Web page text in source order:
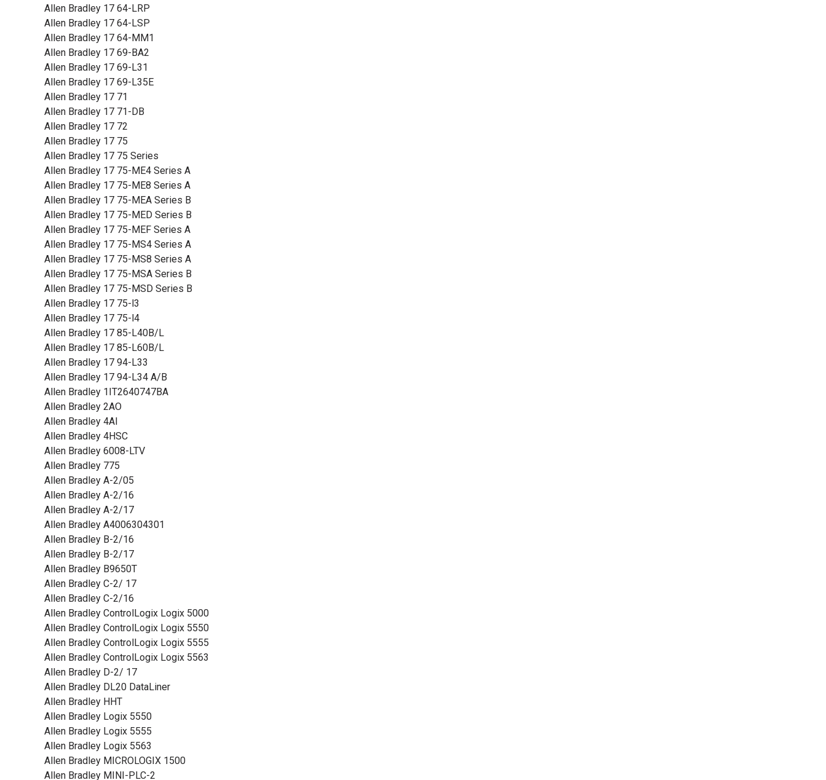
Allen Bradley 17 64-LRP
Allen Bradley 17 64-LSP
Allen Bradley 17 64-MM1
Allen Bradley 17 69-BA2
Allen Bradley 17 69-L31
Allen Bradley 17 69-L35E
Allen Bradley 17 71
Allen Bradley 17 71-DB
Allen Bradley 17 72
Allen Bradley 17 75
Allen Bradley 17 75 Series
Allen Bradley 17 75-ME4 Series A
Allen Bradley 17 75-ME8 Series A
Allen Bradley 17 75-MEA Series B
Allen Bradley 17 75-MED Series B
Allen Bradley 17 75-MEF Series A
Allen Bradley 17 75-MS4 Series A
Allen Bradley 17 75-MS8 Series A
Allen Bradley 17 75-MSA Series B
Allen Bradley 17 75-MSD Series B
Allen Bradley 17 75-l3
Allen Bradley 17 75-l4
Allen Bradley 17 85-L40B/L
Allen Bradley 17 85-L60B/L
Allen Bradley 17 94-L33
Allen Bradley 17 94-L34 A/B
Allen Bradley 1IT2640747BA
Allen Bradley 2AO
Allen Bradley 4AI
Allen Bradley 4HSC
Allen Bradley 6008-LTV
Allen Bradley 775
Allen Bradley A-2/05
Allen Bradley A-2/16
Allen Bradley A-2/17
Allen Bradley A4006304301
Allen Bradley B-2/16
Allen Bradley B-2/17
Allen Bradley B9650T
Allen Bradley C-2/ 17
Allen Bradley C-2/16
Allen Bradley ControlLogix Logix 5000
Allen Bradley ControlLogix Logix 5550
Allen Bradley ControlLogix Logix 5555
Allen Bradley ControlLogix Logix 5563
Allen Bradley D-2/ 17
Allen Bradley DL20 DataLiner
Allen Bradley HHT
Allen Bradley Logix 5550
Allen Bradley Logix 5555
Allen Bradley Logix 5563
Allen Bradley MICROLOGIX 1500
Allen Bradley MINI-PLC-2